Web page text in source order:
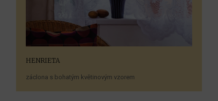
HENRIETA
záclona s bohatým květinovým vzorem